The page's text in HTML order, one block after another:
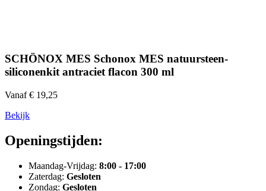
SCHÖNOX MES Schonox MES natuursteen-
siliconenkit antraciet flacon 300 ml
Vanaf € 19,25
Bekijk
Openingstijden:
Maandag-Vrijdag: 8:00 - 17:00
Zaterdag: Gesloten
Zondag: Gesloten